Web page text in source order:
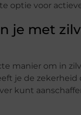
optie voor
je met
manier om in
je de
kunt